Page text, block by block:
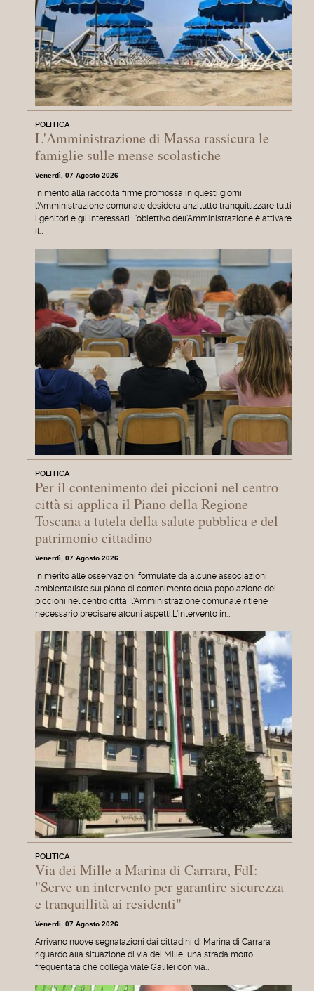
POLITICA
L'Amministrazione di Massa rassicura le
famiglie sulle mense scolastiche
Venerdì, 07 Agosto 2026
In merito alla raccolta firme promossa in questi giorni,
l'Amministrazione comunale desidera anzitutto tranquillizzare tutti
i genitori e gli interessati.L'obiettivo dell'Amministrazione è attivare
il…
POLITICA
Per il contenimento dei piccioni nel centro
città si applica il Piano della Regione
Toscana a tutela della salute pubblica e del
patrimonio cittadino
Venerdì, 07 Agosto 2026
In merito alle osservazioni formulate da alcune associazioni
ambientaliste sul piano di contenimento della popolazione dei
piccioni nel centro città, l'Amministrazione comunale ritiene
necessario precisare alcuni aspetti.L'intervento in…
POLITICA
Via dei Mille a Marina di Carrara, FdI:
"Serve un intervento per garantire sicurezza
e tranquillità ai residenti"
Venerdì, 07 Agosto 2026
Arrivano nuove segnalazioni dai cittadini di Marina di Carrara
riguardo alla situazione di via dei Mille, una strada molto
frequentata che collega viale Galilei con via…